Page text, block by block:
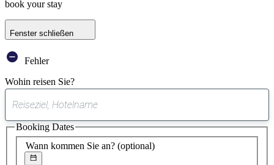
book your stay
Fenster schließen
Fehler
Wohin reisen Sie?
gefundener
Vorschlag
Wann kommen Sie an? (optional)
Booking Dates